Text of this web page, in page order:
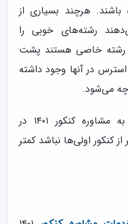
باشند. هرچند بسیاری از
رشته‌های خوبی را
رشته خاصی هستند پشت
در آنها وجود داشته
چه می‌شود.
به همین دلیل است که نیاز به مشاوره کنکور ۱۴۰۱ در
کنکور اولی‌ها نباشد کمتر